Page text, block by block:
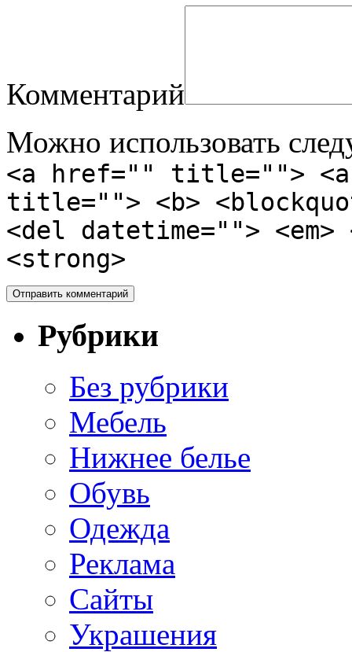
Комментарий
Можно использовать
<a href="" title="">
title=""> <b>
<del datetime="">
<strong>
Рубрики
Без рубрики
Мебель
Нижнее белье
Обувь
Одежда
Реклама
Сайты
Украшения